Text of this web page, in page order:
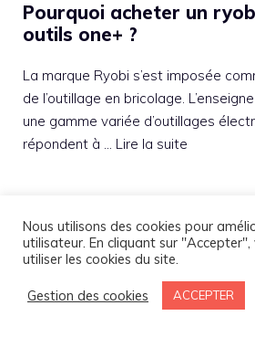
Pourquoi acheter un
outils one+ ?
La marque Ryobi s’est imposée
de l’outillage en bricolage.
une gamme variée d’outillages
répondent à … Lire la suite
Publié le :18 janvier 2022
Nous utilisons des cookies pour
utilisateur. En cliquant sur
utiliser les cookies du site.
Gestion des cookies ACCEPTER